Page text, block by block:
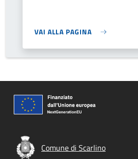
VAI ALLA PAGINA
Comune di Scarlino